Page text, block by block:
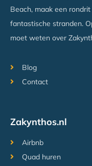
Beach, maak een
fantastische stranden.
moet weten over
Blog
Contact
Zakynthos.nl
Airbnb
Quad huren